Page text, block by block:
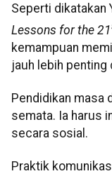
Seperti dikatakan
Lessons for the 21
kemampuan
jauh lebih penting
Pendidikan masa
semata. Ia harus
secara sosial.
Praktik